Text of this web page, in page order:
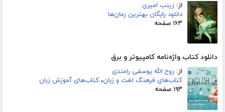
از: زینب امیری
دانلود رایگان بهترین رمان‌ها
۱۶۳ صفحه
دانلود کتاب واژه‌نامه کامپیوتر و برق
از: روح الله یوسفی رامندی
کتاب‌های فرهنگ لغت و زبان، کتاب‌های آموزش زبان
۱۹۳ صفحه